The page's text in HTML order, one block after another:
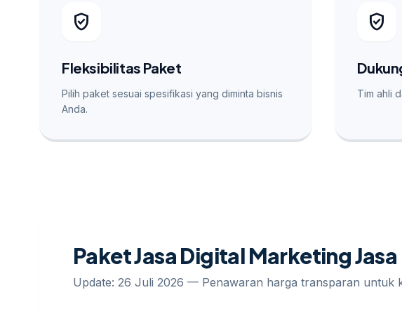
verified_user
Fleksibilitas Paket
Pilih paket sesuai spesifikasi yang diminta bisnis
Anda.
verified_user
Tim ahli
Paket Jasa Digital Marketing
Update: 26 Juli 2026 — Penawaran harga transparan untuk